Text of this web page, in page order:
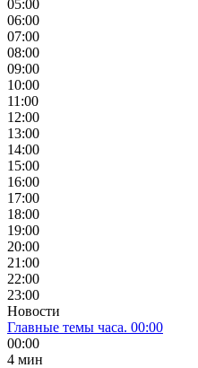
05:00
06:00
07:00
08:00
09:00
10:00
11:00
12:00
13:00
14:00
15:00
16:00
17:00
18:00
19:00
20:00
21:00
22:00
23:00
Новости
Главные темы часа. 00:00
00:00
4 мин